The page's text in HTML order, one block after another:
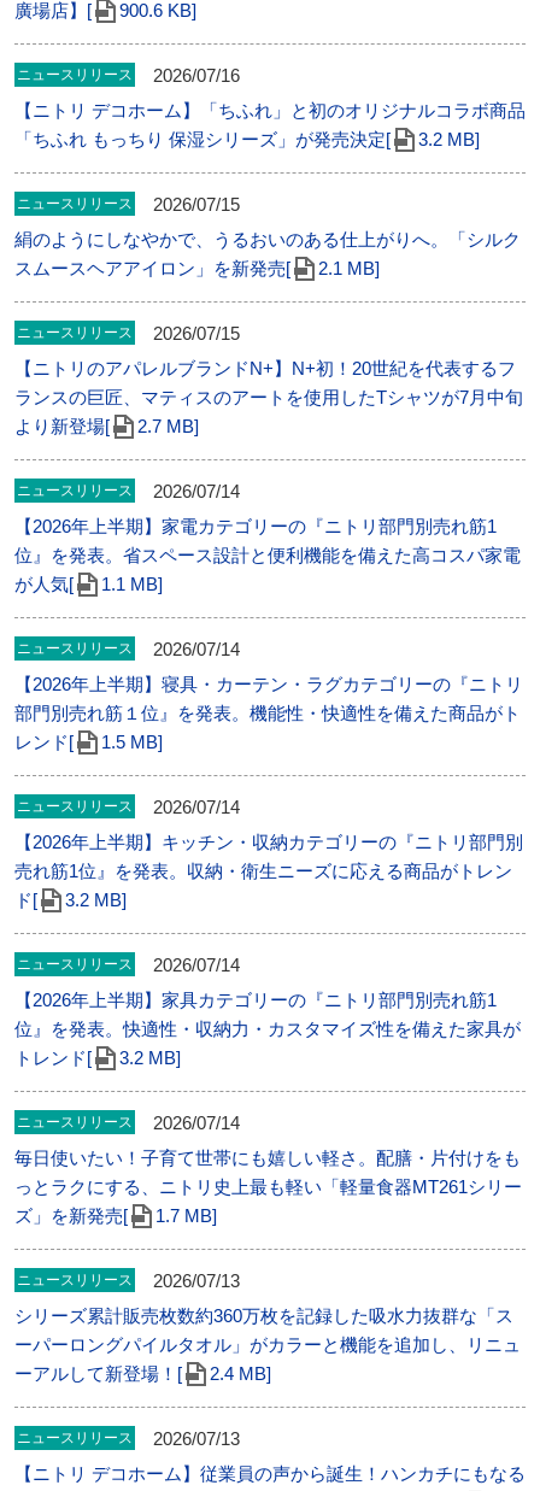
廣場店】[ 900.6 KB]
ニュースリリース
2026/07/16
【ニトリ デコホーム】「ちふれ」と初のオリジナルコラボ商品
「ちふれ もっちり 保湿シリーズ」が発売決定[
3.2 MB]
ニュースリリース
2026/07/15
絹のようにしなやかで、うるおいのある仕上がりへ。「シルク
スムースヘアアイロン」を新発売[
2.1 MB]
ニュースリリース
2026/07/15
【ニトリのアパレルブランドN+】N+初！20世紀を代表するフ
ランスの巨匠、マティスのアートを使用したTシャツが7月中旬
より新登場[
2.7 MB]
ニュースリリース
2026/07/14
【2026年上半期】家電カテゴリーの『ニトリ部門別売れ筋1
位』を発表。省スペース設計と便利機能を備えた高コスパ家電
が人気[
1.1 MB]
ニュースリリース
2026/07/14
【2026年上半期】寝具・カーテン・ラグカテゴリーの『ニトリ
部門別売れ筋１位』を発表。機能性・快適性を備えた商品がト
レンド[
1.5 MB]
ニュースリリース
2026/07/14
【2026年上半期】キッチン・収納カテゴリーの『ニトリ部門別
売れ筋1位』を発表。収納・衛生ニーズに応える商品がトレン
ド[
3.2 MB]
ニュースリリース
2026/07/14
【2026年上半期】家具カテゴリーの『ニトリ部門別売れ筋1
位』を発表。快適性・収納力・カスタマイズ性を備えた家具が
トレンド[
3.2 MB]
ニュースリリース
2026/07/14
毎日使いたい！子育て世帯にも嬉しい軽さ。配膳・片付けをも
っとラクにする、ニトリ史上最も軽い「軽量食器MT261シリー
ズ」を新発売[
1.7 MB]
ニュースリリース
2026/07/13
シリーズ累計販売枚数約360万枚を記録した吸水力抜群な「ス
ーパーロングパイルタオル」がカラーと機能を追加し、リニュ
ーアルして新登場！[
2.4 MB]
ニュースリリース
2026/07/13
【ニトリ デコホーム】従業員の声から誕生！ハンカチにもなる